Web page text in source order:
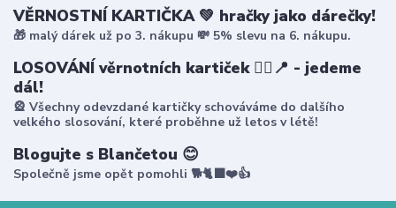
VĚRNOSTNÍ KARTIČKA 💚 hračky jako dárečky!
🎁 malý dárek už po 3. nákupu 💸 5% slevu na 6. nákupu.
LOSOVÁNÍ věrnotních kartiček 🤸‍♀️📍 - jedeme
dál!
🎡 Všechny odevzdané kartičky schováváme do dalšího
velkého slosování, které proběhne už letos v létě!
Blogujte s Blančetou 😊
Společně jsme opět pomohli 🐕🐈‍⬛❤️👍